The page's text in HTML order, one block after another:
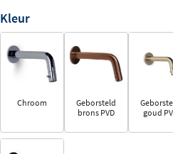
Kleur
Chroom
Geborsteld
brons PVD
goud